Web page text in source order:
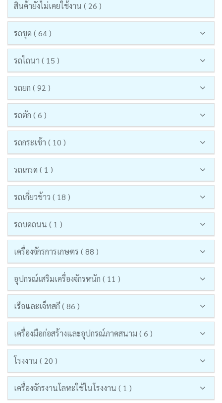
สินค้ายังไม่เคยใช้งาน ( 26 )
รถขุด ( 64 )
รถไถนา ( 15 )
รถยก ( 92 )
รถตัก ( 6 )
รถกระเช้า ( 10 )
รถเกรด ( 1 )
รถเกี่ยวข้าว ( 18 )
รถบดถนน ( 1 )
เครื่องจักรการเกษตร ( 88 )
อุปกรณ์เสริมเครื่องจักรหนัก ( 11 )
เรือและเจ็ทสกี ( 86 )
เครื่องมือก่อสร้างและอุปกรณ์ภาคสนาม ( 6 )
โรงงาน ( 20 )
เครื่องจักรงานโลหะใช้ในโรงงาน ( 1 )